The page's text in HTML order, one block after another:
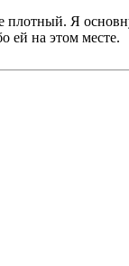
Я
ей на этом месте.